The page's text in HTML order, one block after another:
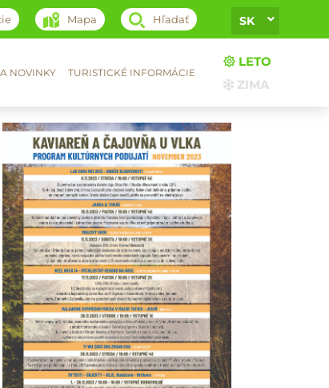
Mapa Hľadať SK
NOVINKY TURISTICKÉ INFORMÁCIE
LETO
ZIMA